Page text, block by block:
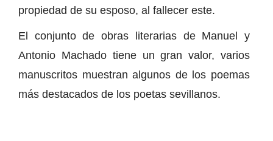
propiedad de su esposo, al fallecer este.
El conjunto de obras literarias de Manuel y
Antonio Machado tiene un gran valor, varios
manuscritos muestran algunos de los poemas
más destacados de los poetas sevillanos.